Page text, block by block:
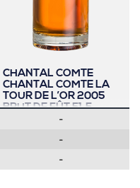
CHANTAL COMTE
CHANTAL COMTE LA
TOUR DE L’OR 2005
BRUT DE FÛT 51,5
-
-
-